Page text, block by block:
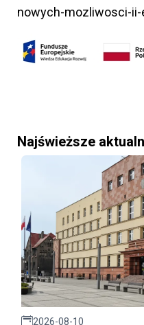
nowych-mozliwosci-ii-
Najświeższe
2026-08-10